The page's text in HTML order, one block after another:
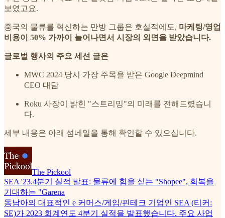
보였고요.
중국의 물류를 혁신하는 만방 그룹은 호실적에도, 마케팅/영업
비용이 50% 가까이 늘어나면서 시장의 외면을 받았습니다.
글로벌 행사의 주요 세션 글은
MWC 2024 당시 가장 주목을 받은 Google Deepmind
CEO 대담
Roku 사장이 밝힌 "스트리밍"의 미래를 전해드렸습니
다.
세부 내용은 아래 섬네일을 통해 확인할 수 있으십니다.
The Pickool
SEA '23.4분기 실적 발표: 물류에 힘을 싣는 "Shopee", 회복을
기대하는 "Garena
동남아의 대표적인 e 커머스/게임/핀테크 기업인 SEA (티커:
SE)가 2023 회계연도 4분기 실적을 발표했습니다. 주요 사업